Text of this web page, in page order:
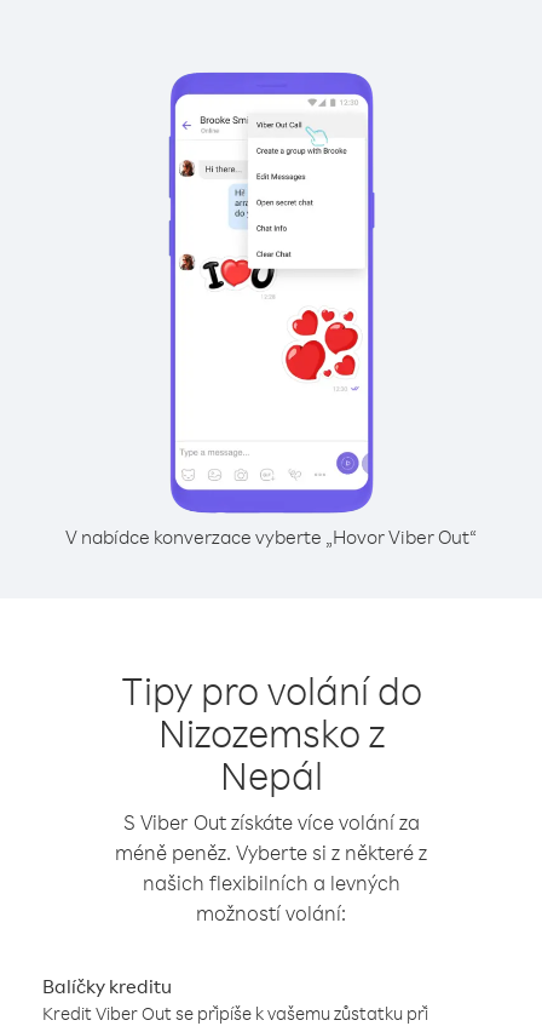
V nabídce konverzace vyberte „Hovor Viber Out“
Tipy pro volání do
Nizozemsko z
Nepál
S Viber Out získáte více volání za
méně peněz. Vyberte si z některé z
našich flexibilních a levných
možností volání:
Balíčky kreditu
Kredit Viber Out se připíše k vašemu zůstatku při